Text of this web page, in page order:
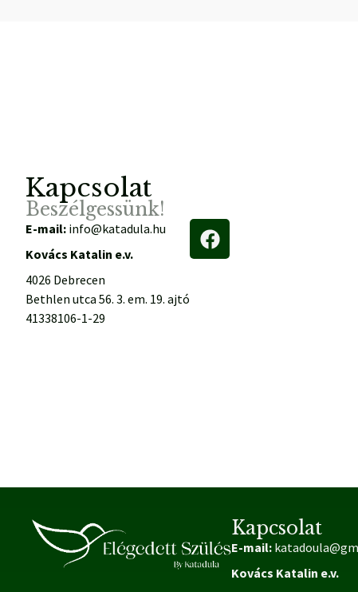
Kapcsolat
Beszélgessünk!
E-mail: info@katadula.hu
Kovács Katalin e.v.
4026 Debrecen
Bethlen utca 56. 3. em. 19. ajtó
41338106-1-29
Kapcsolat
E-mail:
Kovács Katalin e.v.